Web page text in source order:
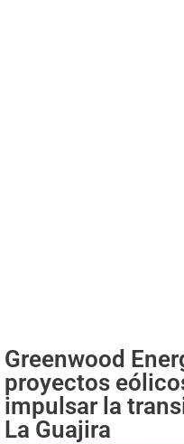
Greenwood
proyectos
impulsar la
La Guajira